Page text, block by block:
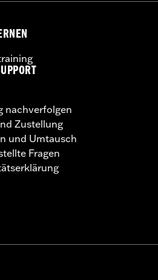
nachverfolgen
Zustellung
und Umtausch
Fragen